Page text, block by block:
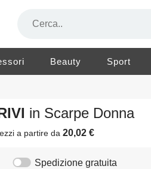
Beauty Sport
in Scarpe Donna
a partire da20,02 €
Spedizione gratuita